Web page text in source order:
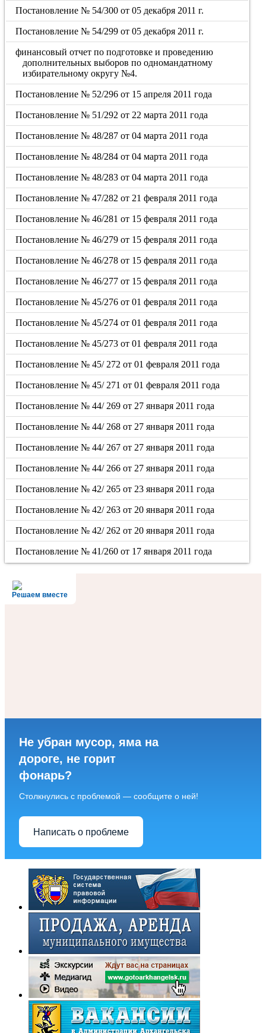
Постановление № 54/300 от 05 декабря 2011 г.
Постановление № 54/299 от 05 декабря 2011 г.
финансовый отчет по подготовке и проведению
дополнительных выборов по одномандатному
избирательному округу №4.
Постановление № 52/296 от 15 апреля 2011 года
Постановление № 51/292 от 22 марта 2011 года
Постановление № 48/287 от 04 марта 2011 года
Постановление № 48/284 от 04 марта 2011 года
Постановление № 48/283 от 04 марта 2011 года
Постановление № 47/282 от 21 февраля 2011 года
Постановление № 46/281 от 15 февраля 2011 года
Постановление № 46/279 от 15 февраля 2011 года
Постановление № 46/278 от 15 февраля 2011 года
Постановление № 46/277 от 15 февраля 2011 года
Постановление № 45/276 от 01 февраля 2011 года
Постановление № 45/274 от 01 февраля 2011 года
Постановление № 45/273 от 01 февраля 2011 года
Постановление № 45/ 272 от 01 февраля 2011 года
Постановление № 45/ 271 от 01 февраля 2011 года
Постановление № 44/ 269 от 27 января 2011 года
Постановление № 44/ 268 от 27 января 2011 года
Постановление № 44/ 267 от 27 января 2011 года
Постановление № 44/ 266 от 27 января 2011 года
Постановление № 42/ 265 от 23 января 2011 года
Постановление № 42/ 263 от 20 января 2011 года
Постановление № 42/ 262 от 20 января 2011 года
Постановление № 41/260 от 17 января 2011 года
Решаем вместе
Не убран мусор, яма на
дороге, не горит
фонарь?
Столкнулись с проблемой — сообщите о ней!
Написать о проблеме